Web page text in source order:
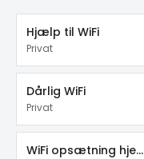
Hjælp til WiFi
Privat
Dårlig WiFi
Privat
WiFi opsætning hjemme